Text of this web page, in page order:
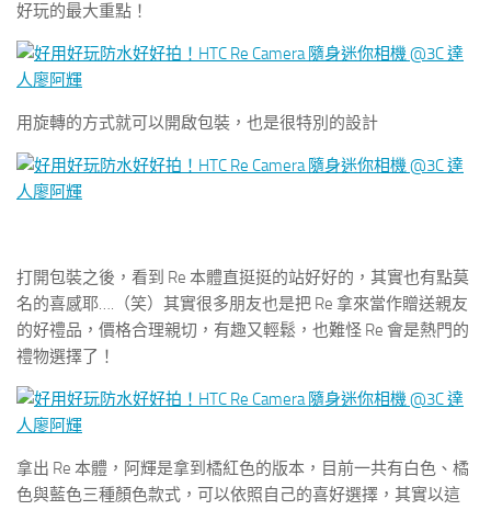
好玩的最大重點！
用旋轉的方式就可以開啟包裝，也是很特別的設計
打開包裝之後，看到 Re 本體直挺挺的站好好的，其實也有點莫
名的喜感耶….（笑）其實很多朋友也是把 Re 拿來當作贈送親友
的好禮品，價格合理親切，有趣又輕鬆，也難怪 Re 會是熱門的
禮物選擇了！
拿出 Re 本體，阿輝是拿到橘紅色的版本，目前一共有白色、橘
色與藍色三種顏色款式，可以依照自己的喜好選擇，其實以這